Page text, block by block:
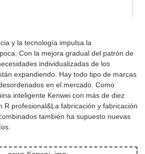
y la tecnología impulsa la
Con la mejora gradual del patrón de
individualizadas de los
expandiendo. Hay todo tipo de marcas
en el mercado. Como
inteligente Kenwei con más de diez
R profesional&La fabricación y fabricación
también ha supuesto nuevas